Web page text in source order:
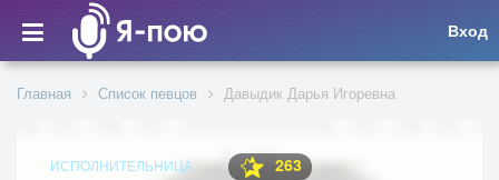
Вход
Главная Список певцов Давыдик Дарья Игоревна
ИСПОЛНИТЕЛЬНИЦА 263